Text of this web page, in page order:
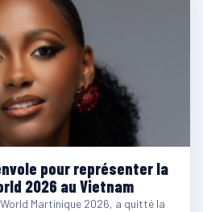
pour représenter la
2026 au Vietnam
Martinique 2026, a quitté la